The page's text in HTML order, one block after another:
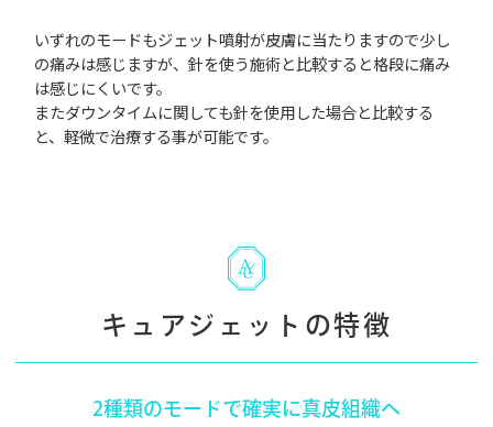
いずれのモードもジェット噴射が皮膚に当たりますので少し
の痛みは感じますが、針を使う施術と比較すると格段に痛み
は感じにくいです。
またダウンタイムに関しても針を使用した場合と比較する
と、軽微で治療する事が可能です。
キュアジェットの特徴
2種類のモードで確実に真皮組織へ